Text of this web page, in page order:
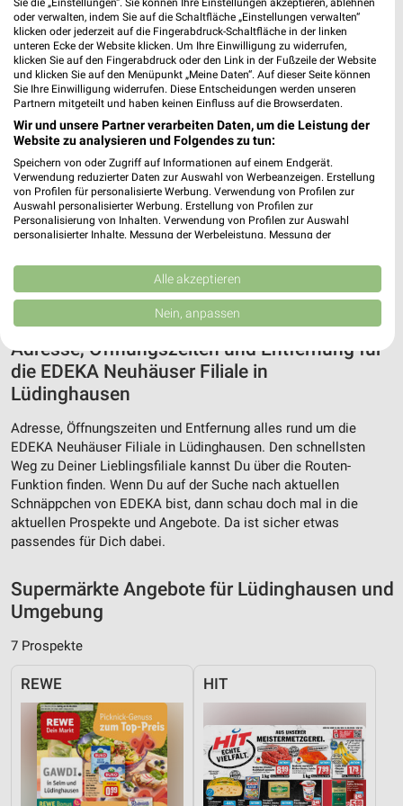
Adresse, Öffnungszeiten und Entfernung für
die EDEKA Neuhäuser Filiale in
Lüdinghausen
Adresse, Öffnungszeiten und Entfernung alles rund um die
EDEKA Neuhäuser Filiale in Lüdinghausen. Den schnellsten
Weg zu Deiner Lieblingsfiliale kannst Du über die Routen-
Funktion finden. Wenn Du auf der Suche nach aktuellen
Schnäppchen von EDEKA bist, dann schau doch mal in die
aktuellen Prospekte und Angebote. Da ist sicher etwas
passendes für Dich dabei.
Supermärkte Angebote für Lüdinghausen und
Umgebung
7 Prospekte
REWE HIT
Sie die „Einstellungen“. Sie können Ihre Einstellungen akzeptieren, ablehnen
oder verwalten, indem Sie auf die Schaltfläche „Einstellungen verwalten“
klicken oder jederzeit auf die Fingerabdruck-Schaltfläche in der linken
unteren Ecke der Website klicken. Um Ihre Einwilligung zu widerrufen,
klicken Sie auf den Fingerabdruck oder den Link in der Fußzeile der Website
und klicken Sie auf den Menüpunkt „Meine Daten“. Auf dieser Seite können
Sie Ihre Einwilligung widerrufen. Diese Entscheidungen werden unseren
Partnern mitgeteilt und haben keinen Einfluss auf die Browserdaten.
Wir und unsere Partner verarbeiten Daten, um die Leistung der
Website zu analysieren und Folgendes zu tun:
Speichern von oder Zugriff auf Informationen auf einem Endgerät.
Verwendung reduzierter Daten zur Auswahl von Werbeanzeigen. Erstellung
von Profilen für personalisierte Werbung. Verwendung von Profilen zur
Auswahl personalisierter Werbung. Erstellung von Profilen zur
Personalisierung von Inhalten. Verwendung von Profilen zur Auswahl
personalisierter Inhalte. Messung der Werbeleistung. Messung der
Kombinationen von Daten aus verschiedenen Quellen. Entwicklung und
Verbesserung der Angebote. Verwendung reduzierter Daten zur Auswahl
von Inhalten.
Daten können außerhalb der Europäischen Union weitergegeben und in die
USA gesendet werden.
Website/App.
Partnerliste anzeigen (1 IAB-Anbieter)
Wir nutzen Ihre Daten für folgende Zwecke:
IAB-Verarbeitungszwecke:
Speichern von oder Zugriff auf Informationen
auf einem Endgerät
Verwendung reduzierter Daten zur Auswahl von
Werbeanzeigen
Verwendung von Profilen zur Auswahl
personalisierter Werbung
von Inhalten
Verwendung von Profilen zur Auswahl
personalisierter Inhalte
Messung der Werbeleistung
Messung der Performance von Inhalten
Alle akzeptieren
Nein, anpassen